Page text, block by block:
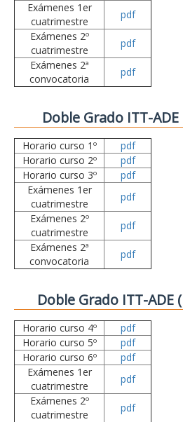
Exámenes 1er
cuatrimestre
pdf
Exámenes 2º
cuatrimestre
pdf
Exámenes 2ª
convocatoria
pdf
Doble Grado ITT-
Horario curso 1º
pdf
Horario curso 2º
pdf
Horario curso 3º
pdf
Exámenes 1er
cuatrimestre
pdf
Exámenes 2º
cuatrimestre
pdf
Exámenes 2ª
convocatoria
pdf
Doble Grado ITT-ADE
Horario curso 4º
pdf
Horario curso 5º
pdf
Horario curso 6º
pdf
Exámenes 1er
cuatrimestre
pdf
Exámenes 2º
cuatrimestre
pdf